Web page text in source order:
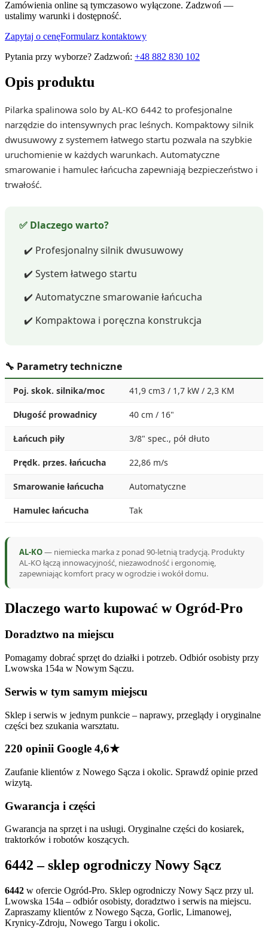
Zamówienia online są tymczasowo wyłączone. Zadzwoń —
ustalimy warunki i dostępność.
Zapytaj o cenęFormularz kontaktowy
Pytania przy wyborze? Zadzwoń: +48 882 830 102
Opis produktu
Pilarka spalinowa solo by AL-KO 6442 to profesjonalne
narzędzie do intensywnych prac leśnych. Kompaktowy silnik
dwusuwowy z systemem łatwego startu pozwala na szybkie
uruchomienie w każdych warunkach. Automatyczne
smarowanie i hamulec łańcucha zapewniają bezpieczeństwo i
trwałość.
✅ Dlaczego warto?
✔️ Profesjonalny silnik dwusuwowy
✔️ System łatwego startu
✔️ Automatyczne smarowanie łańcucha
✔️ Kompaktowa i poręczna konstrukcja
🔧 Parametry techniczne
Poj. skok. silnika/moc 41,9 cm3 / 1,7 kW / 2,3 KM
Długość prowadnicy 40 cm / 16"
Łańcuch piły 3/8" spec., pół dłuto
Prędk. przes. łańcucha 22,86 m/s
Smarowanie łańcucha Automatyczne
Hamulec łańcucha Tak
AL-KO— niemiecka marka z ponad 90-letnią tradycją. Produkty
AL-KO łączą innowacyjność, niezawodność i ergonomię,
zapewniając komfort pracy w ogrodzie i wokół domu.
Dlaczego warto kupować w Ogród-Pro
Doradztwo na miejscu
Pomagamy dobrać sprzęt do działki i potrzeb. Odbiór osobisty przy
Lwowska 154a w Nowym Sączu.
Serwis w tym samym miejscu
Sklep i serwis w jednym punkcie – naprawy, przeglądy i oryginalne
części bez szukania warsztatu.
220 opinii Google 4,6★
Zaufanie klientów z Nowego Sącza i okolic. Sprawdź opinie przed
wizytą.
Gwarancja i części
Gwarancja na sprzęt i na usługi. Oryginalne części do kosiarek,
traktorków i robotów koszących.
6442 – sklep ogrodniczy Nowy Sącz
6442 w ofercie Ogród-Pro. Sklep ogrodniczy Nowy Sącz przy ul.
Lwowska 154a – odbiór osobisty, doradztwo i serwis na miejscu.
Zapraszamy klientów z Nowego Sącza, Gorlic, Limanowej,
Krynicy-Zdroju, Nowego Targu i okolic.